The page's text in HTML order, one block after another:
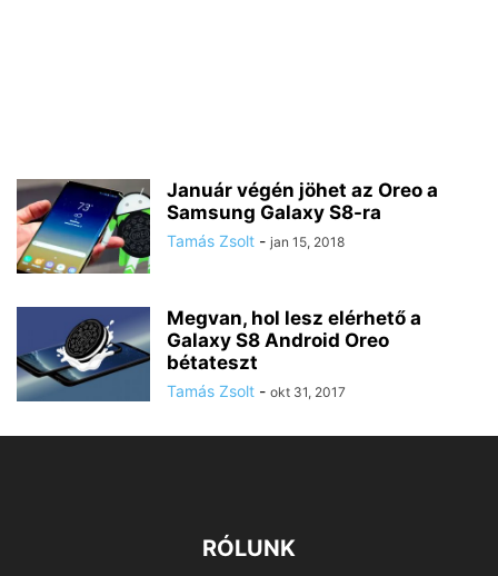
Január végén jöhet az Oreo a
Samsung Galaxy S8-ra
Tamás Zsolt - jan 15, 2018
Megvan, hol lesz elérhető a
Galaxy S8 Android Oreo
bétateszt
Tamás Zsolt - okt 31, 2017
RÓLUNK